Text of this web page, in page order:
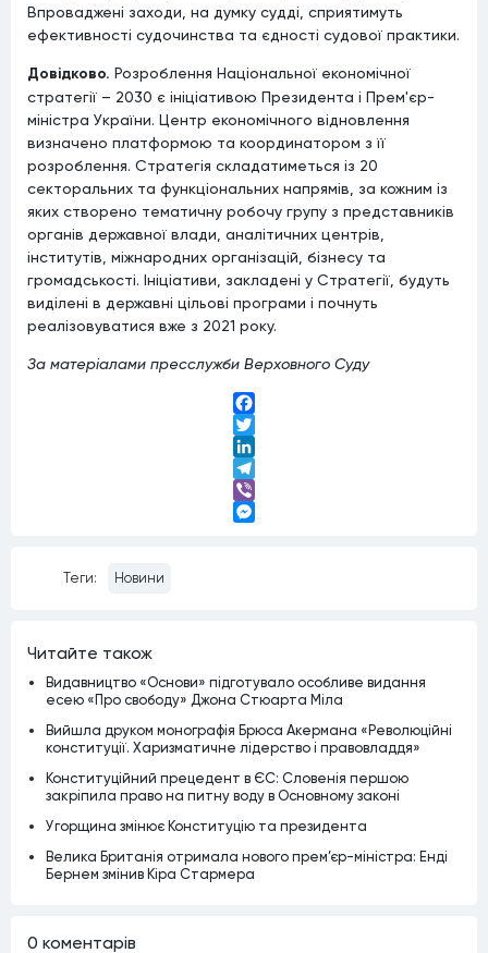
Впроваджені заходи, на думку судді, сприятимуть
ефективності судочинства та єдності судової практики.
Довідково. Розроблення Національної економічної
стратегії – 2030 є ініціативою Президента і Прем'єр-
міністра України. Центр економічного відновлення
визначено платформою та координатором з її
розроблення. Стратегія складатиметься із 20
секторальних та функціональних напрямів, за кожним із
яких створено тематичну робочу групу з представників
органів державної влади, аналітичних центрів,
інститутів, міжнародних організацій, бізнесу та
громадськості. Ініціативи, закладені у Стратегії, будуть
виділені в державні цільові програми і почнуть
реалізовуватися вже з 2021 року.
За матеріалами пресслужби Верховного Суду
Facebook
Twitter
LinkedIn
Telegram
Viber
Теги: Новини
Читайте також
Видавництво «Основи» підготувало особливе видання
есею «Про свободу» Джона Стюарта Міла
Вийшла друком монографія Брюса Акермана «Революційні
конституції. Харизматичне лідерство і правовладдя»
Конституційний прецедент в ЄС: Словенія першою
закріпила право на питну воду в Основному законі
Угорщина змінює Конституцію та президента
Велика Британія отримала нового прем’єр-міністра: Енді
Бернем змінив Кіра Стармера
0 коментарiв